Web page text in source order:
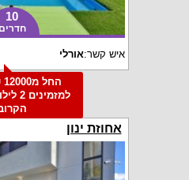
10
חדרים
איש קשר:אורלי
אחוזת ינון